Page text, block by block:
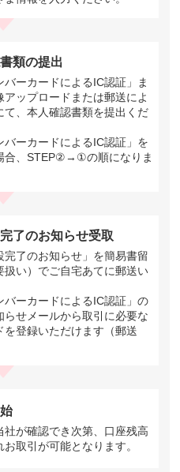
類の提出
バーカードによるIC認証」ま
アップロードまたは郵送によ
て、本人確認書類を提出くだ
バーカードによるIC認証」を
合、STEP②→①の順になりま
了のお知らせ受取
完了のお知らせ」を簡易書留
扱い）でご自宅あてに郵送い
バーカードによるIC認証」の
らせメールから取引に必要な
を登録いただけます（郵送
社が確認でき次第、口座残高
お取引が可能となります。